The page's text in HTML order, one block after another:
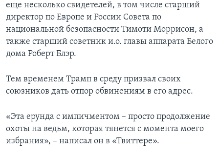
еще несколько свидетелей, в том числе старший
директор по Европе и России Совета по
национальной безопасности Тимоти Моррисон, а
также старший советник и.о. главы аппарата Белого
дома Роберт Блэр.
Тем временем Трамп в среду призвал своих
союзников дать отпор обвинениям в его адрес.
«Эта ерунда с импичментом – просто продолжение
охоты на ведьм, которая тянется с момента моего
избрания», – написал он в «Твиттере».